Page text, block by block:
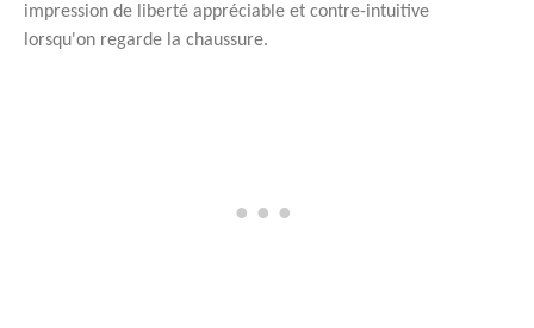
impression de liberté appréciable et contre-intuitive
lorsqu'on regarde la chaussure.